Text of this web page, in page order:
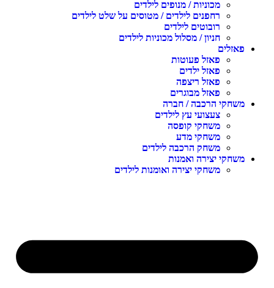
מכוניות / מנופים לילדים
רחפנים לילדים / מטוסים על שלט לילדים
רובוטים לילדים
חניון / מסלול מכוניות לילדים
פאזלים
פאזל פעוטות
פאזל ילדים
פאזל ריצפה
פאזל מבוגרים
משחקי הרכבה / חברה
צעצועי עץ לילדים
משחקי קופסה
משחקי מדע
משחק הרכבה לילדים
משחקי יצירה ואמנות
משחקי יצירה ואומנות לילדים